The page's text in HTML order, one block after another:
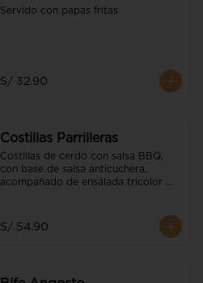
Servido con papas fritas
S/ 32.90
Costillas Parrilleras
Costillas de cerdo con salsa BBQ,
con base de salsa anticuchera,
acompañado de ensalada tricolor
S/ 54.90